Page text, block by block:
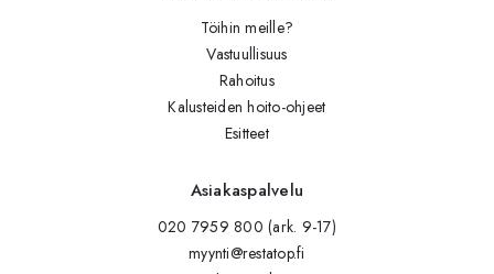
Töihin meille?
Vastuullisuus
Rahoitus
Kalusteiden hoito-ohjeet
Esitteet
Asiakaspalvelu
020 7959 800 (ark. 9-17)
myynti@restatop.fi